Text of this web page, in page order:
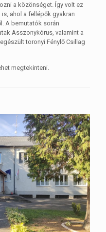
a közönséget. Így volt ez
ahol a fellépők gyakran
A bemutatók során
Asszonykórus, valamint a
toronyi Fénylő Csillag
megtekinteni.